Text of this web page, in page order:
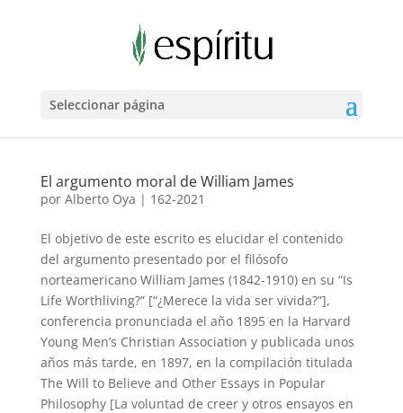
Seleccionar página
El argumento moral de William James
por Alberto Oya | 162-2021
El objetivo de este escrito es elucidar el contenido
del argumento presentado por el filósofo
norteamericano William James (1842-1910) en su “Is
Life Worthliving?” [“¿Merece la vida ser vivida?”],
conferencia pronunciada el año 1895 en la Harvard
Young Men’s Christian Association y publicada unos
años más tarde, en 1897, en la compilación titulada
The Will to Believe and Other Essays in Popular
Philosophy [La voluntad de creer y otros ensayos en